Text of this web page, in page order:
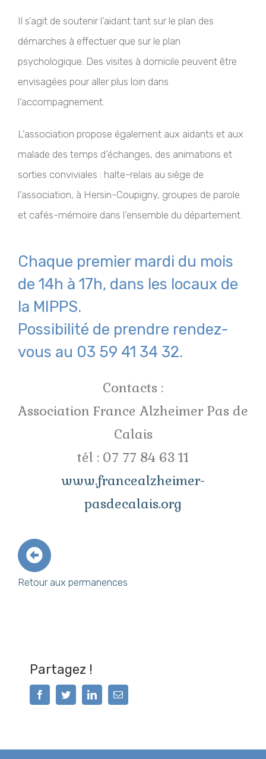
Il s’agit de soutenir l’aidant tant sur le plan des
démarches à effectuer que sur le plan
psychologique. Des visites à domicile peuvent être
envisagées pour aller plus loin dans
l’accompagnement.
L’association propose également aux aidants et aux
malade des temps d’échanges, des animations et
sorties conviviales : halte-relais au siège de
l’association, à Hersin-Coupigny, groupes de parole
et cafés-mémoire dans l’ensemble du département.
Chaque premier mardi du mois
de 14h à 17h, dans les locaux de
la MIPPS.
Possibilité de prendre rendez-
vous au 03 59 41 34 32.
Contacts :
Association France Alzheimer Pas de
Calais
tél : 07 77 84 63 11
www.francealzheimer-
pasdecalais.org
Retour aux permanences
Partagez !
FacebookTwitterLinkedInEmail